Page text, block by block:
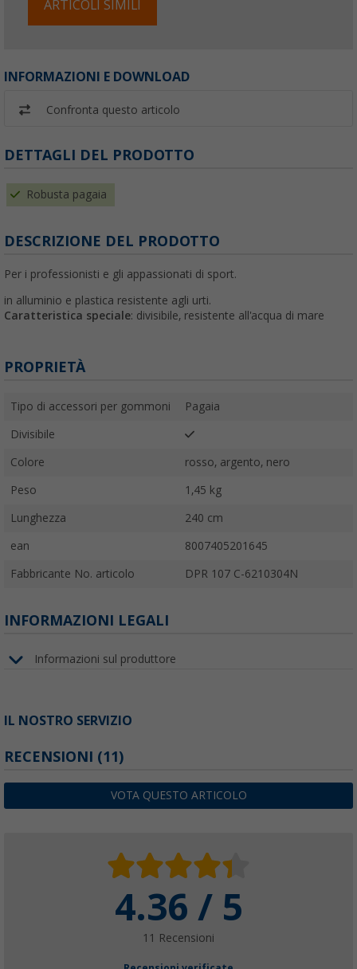
ARTICOLI SIMILI
INFORMAZIONI E DOWNLOAD
Confronta questo articolo
DETTAGLI DEL PRODOTTO
Robusta pagaia
DESCRIZIONE DEL PRODOTTO
Per i professionisti e gli appassionati di sport.
in alluminio e plastica resistente agli urti.
Caratteristica speciale: divisibile, resistente all'acqua di mare
PROPRIETÀ
Tipo di accessori per gommoni Pagaia
Divisibile
Colore rosso, argento, nero
Peso 1,45 kg
Lunghezza 240 cm
ean 8007405201645
Fabbricante No. articolo DPR 107 C-6210304N
INFORMAZIONI LEGALI
Informazioni sul produttore
IL NOSTRO SERVIZIO
RECENSIONI (11)
VOTA QUESTO ARTICOLO
4.36 / 5
11 Recensioni